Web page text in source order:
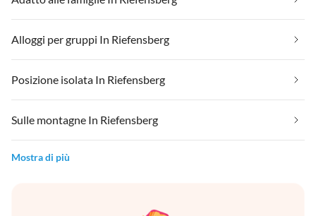
Alloggi per gruppi In Riefensberg
Posizione isolata In Riefensberg
Sulle montagne In Riefensberg
Mostra di più